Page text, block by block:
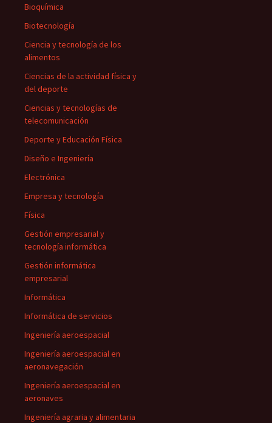
Bioquímica
Biotecnología
Ciencia y tecnología de los
alimentos
Ciencias de la actividad física y
del deporte
Ciencias y tecnologías de
telecomunicación
Deporte y Educación Física
Diseño e Ingeniería
Electrónica
Empresa y tecnología
Física
Gestión empresarial y
tecnología informática
Gestión informática
empresarial
Informática
Informática de servicios
Ingeniería aeroespacial
Ingeniería aeroespacial en
aeronavegación
Ingeniería aeroespacial en
aeronaves
Ingeniería agraria y alimentaria